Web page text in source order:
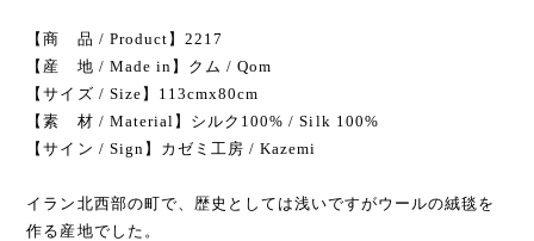
【商 品 / Product】2217
【産 地 / Made in】クム / Qom
【サイズ / Size】113cmx80cm
【素 材 / Material】シルク100% / Silk 100%
【サイン / Sign】カゼミ工房 / Kazemi
イラン北西部の町で、歴史としては浅いですがウールの絨毯を
作る産地でした。